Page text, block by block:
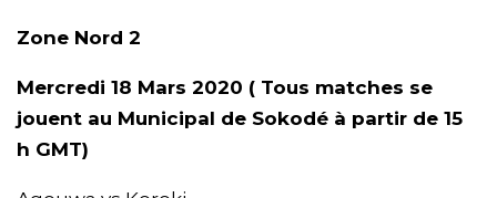
Zone Nord 2
Mercredi 18 Mars 2020 ( Tous matches se
jouent au Municipal de Sokodé à partir de 15
h GMT)